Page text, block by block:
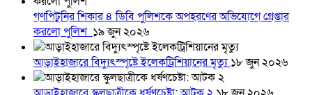
গণপিটুনির শিকার ৪ ডিবি পুলিশকে অপহরণের অভিযোগে গ্রেপ্তার
করলো পুলিশ ১৯ জুন ২০২৬
আড়াইহাজারে বিদ্যুৎস্পৃষ্টে ইলেকট্রিশিয়ানের মৃত্যু১৮ জুন ২০২৬